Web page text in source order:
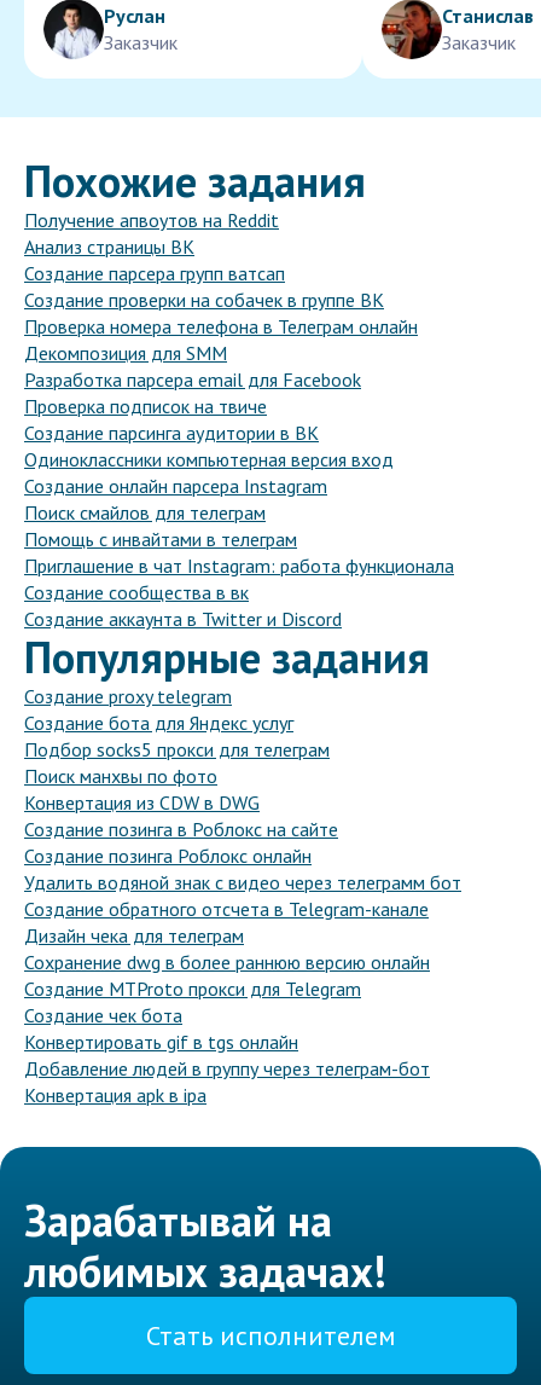
Руслан
Заказчик
Станислав
Заказчик
Похожие задания
Получение апвоутов на Reddit
Анализ страницы ВК
Создание парсера групп ватсап
Создание проверки на собачек в группе ВК
Проверка номера телефона в Телеграм онлайн
Декомпозиция для SMM
Разработка парсера email для Facebook
Проверка подписок на твиче
Создание парсинга аудитории в ВК
Одиноклассники компьютерная версия вход
Создание онлайн парсера Instagram
Поиск смайлов для телеграм
Помощь с инвайтами в телеграм
Приглашение в чат Instagram: работа функционала
Создание сообщества в вк
Создание аккаунта в Twitter и Discord
Популярные задания
Создание proxy telegram
Создание бота для Яндекс услуг
Подбор socks5 прокси для телеграм
Поиск манхвы по фото
Конвертация из CDW в DWG
Создание позинга в Роблокс на сайте
Создание позинга Роблокс онлайн
Удалить водяной знак с видео через телеграмм бот
Создание обратного отсчета в Telegram-канале
Дизайн чека для телеграм
Сохранение dwg в более раннюю версию онлайн
Создание MTProto прокси для Telegram
Создание чек бота
Конвертировать gif в tgs онлайн
Добавление людей в группу через телеграм-бот
Конвертация apk в ipa
Зарабатывай на
любимых задачах!
Стать исполнителем